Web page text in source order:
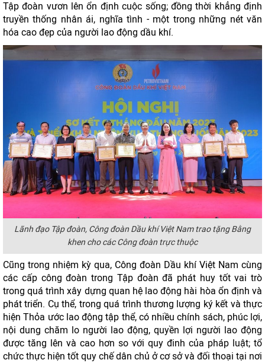
Tập đoàn vươn lên ổn định cuộc sống; đồng thời khẳng định
truyền thống nhân ái, nghĩa tình - một trong những nét văn
hóa cao đẹp của người lao động dầu khí.
Lãnh đạo Tập đoàn, Công đoàn Dầu khí Việt Nam trao tặng Bằng
khen cho các Công đoàn trực thuộc
Cũng trong nhiệm kỳ qua, Công đoàn Dầu khí Việt Nam cùng
các cấp công đoàn trong Tập đoàn đã phát huy tốt vai trò
trong quá trình xây dựng quan hệ lao động hài hòa ổn định và
phát triển. Cụ thể, trong quá trình thương lượng ký kết và thực
hiện Thỏa ước lao động tập thể, có nhiều chính sách, phúc lợi,
nội dung chăm lo người lao động, quyền lợi người lao động
được tăng lên và cao hơn so với quy đinh của pháp luật; tổ
chức thực hiện tốt quy chế dân chủ ở cơ sở và đối thoại tại nơi